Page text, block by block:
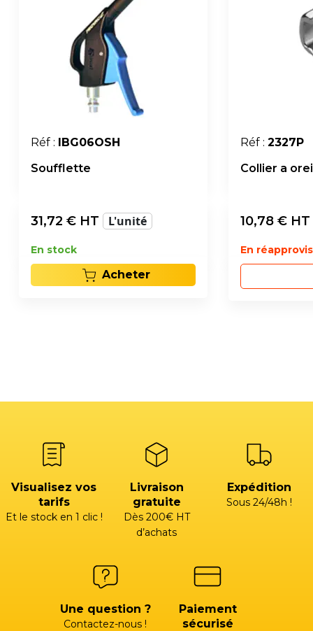
Réf : IBG06OSH
Soufflette
31,72 € HT L'unité
En stock
Acheter
Réf : 2327P
Collier a
10,78 € HT
En
Visualisez vos
tarifs
Et le stock en 1 clic !
Livraison
gratuite
Dès 200€ HT
d’achats
Expédition
Sous 24/48h !
Une question ?
Contactez-nous !
Paiement
sécurisé